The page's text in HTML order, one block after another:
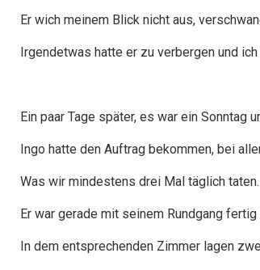
Er wich meinem Blick nicht aus,
Irgendetwas hatte er zu verbergen und
Ein paar Tage später, es war ein
Ingo hatte den Auftrag bekommen, bei
Was wir mindestens drei Mal täglich taten.
Er war gerade mit seinem Rundgang
In dem entsprechenden Zimmer lagen